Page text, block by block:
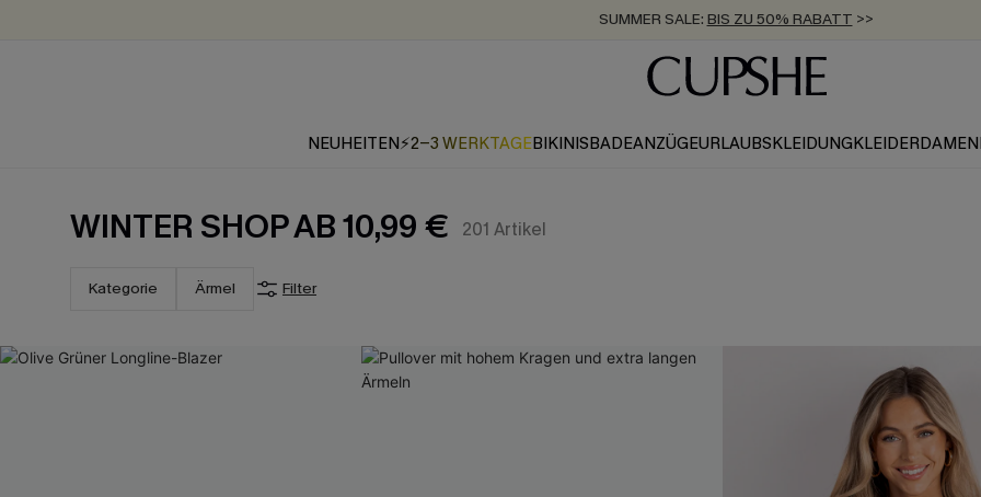
SUMMER SALE: BIS ZU 50% RABATT >>
ZUM NEWSLETTER:BIS ZU -20% EXTRA ERHALTEN
KOSTENLOSER VERSAND AB 89 €
NEUHEITEN⚡2-3 WERKTAGEBIKINISBADEANZÜGEURLAUBSKLEIDUNGKLEIDER
WINTER SHOP AB 10,99 € 201 Artikel
Kategorie Ärmel Filter